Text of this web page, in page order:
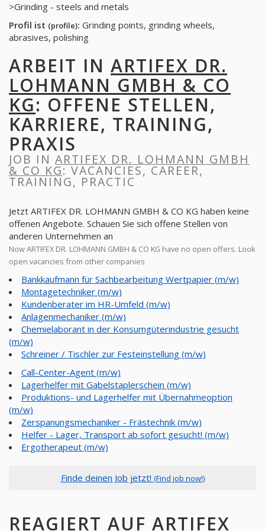
>Grinding - steels and metals
Profil ist (profile): Grinding points, grinding wheels,
abrasives, polishing
ARBEIT IN ARTIFEX DR.
LOHMANN GMBH & CO
KG: OFFENE STELLEN,
KARRIERE, TRAINING,
PRAXIS
JOB IN ARTIFEX DR. LOHMANN GMBH
& CO KG: VACANCIES, CAREER,
TRAINING, PRACTIC
Jetzt ARTIFEX DR. LOHMANN GMBH & CO KG haben keine
offenen Angebote. Schauen Sie sich offene Stellen von
anderen Unternehmen an
Now ARTIFEX DR. LOHMANN GMBH & CO KG have no open offers. Look
open vacancies from other companies
Bankkaufmann für Sachbearbeitung Wertpapier (m/w)
Montagetechniker (m/w)
Kundenberater im HR-Umfeld (m/w)
Anlagenmechaniker (m/w)
Chemielaborant in der Konsumgüterindustrie gesucht
(m/w)
Schreiner / Tischler zur Festeinstellung (m/w)
Call-Center-Agent (m/w)
Lagerhelfer mit Gabelstaplerschein (m/w)
Produktions- und Lagerhelfer mit Übernahmeoption
(m/w)
Zerspanungsmechaniker - Frästechnik (m/w)
Helfer - Lager, Transport ab sofort gesucht! (m/w)
Ergotherapeut (m/w)
Finde deinen Job jetzt! (Find job now!)
REAGIERT AUF ARTIFEX